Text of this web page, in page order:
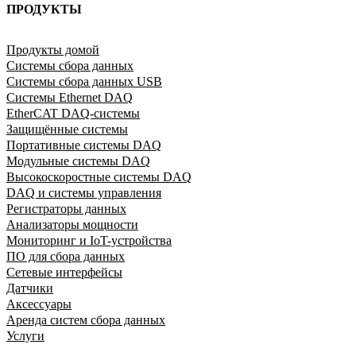
ПРОДУКТЫ
Продукты домой
Системы сбора данных
Системы сбора данных USB
Системы Ethernet DAQ
EtherCAT DAQ-системы
Защищённые системы
Портативные системы DAQ
Модульные системы DAQ
Высокоскоростные системы DAQ
DAQ и системы управления
Регистраторы данных
Анализаторы мощности
Мониторинг и IoT-устройства
ПО для сбора данных
Сетевые интерфейсы
Датчики
Аксессуары
Аренда систем сбора данных
Услуги